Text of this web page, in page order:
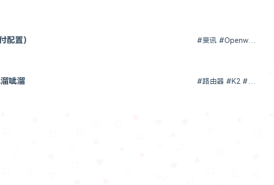
置） #斐讯 #Openwrt #N1 #路由器
呲溜